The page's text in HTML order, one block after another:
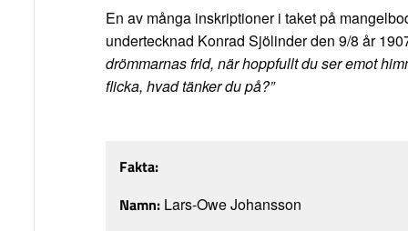
En av många inskriptioner i taket på
undertecknad Konrad Sjölinder den 9/8 år
drömmarnas frid, när hoppfullt du ser emot
flicka, hvad tänker du på?”
Fakta:
Namn: Lars-Owe Johansson